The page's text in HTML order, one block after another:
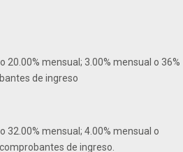
20.00% mensual; 3.00% mensual o 36%
de ingreso
32.00% mensual; 4.00% mensual o
de ingreso.